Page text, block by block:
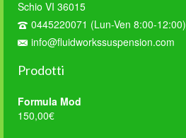
Schio VI 36015
0445220071 (Lun-Ven 8:00-12:00)
info@fluidworkssuspension.com
Prodotti
Formula Mod
150,00€